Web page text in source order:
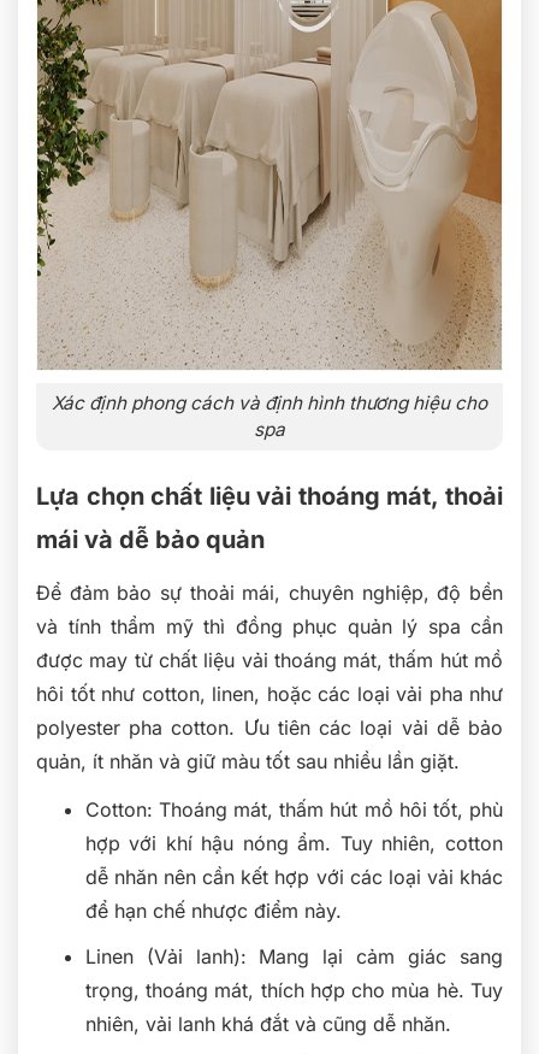
Xác định phong cách và định hình thương hiệu cho
spa
Lựa chọn chất liệu vải thoáng mát, thoải
mái và dễ bảo quản
Để đảm bảo sự thoải mái, chuyên nghiệp, độ bền
và tính thẩm mỹ thì đồng phục quản lý spa cần
được may từ chất liệu vải thoáng mát, thấm hút mồ
hôi tốt như cotton, linen, hoặc các loại vải pha như
polyester pha cotton. Ưu tiên các loại vải dễ bảo
quản, ít nhăn và giữ màu tốt sau nhiều lần giặt.
Cotton: Thoáng mát, thấm hút mồ hôi tốt, phù
hợp với khí hậu nóng ẩm. Tuy nhiên, cotton
dễ nhăn nên cần kết hợp với các loại vải khác
để hạn chế nhược điểm này.
Linen (Vải lanh): Mang lại cảm giác sang
trọng, thoáng mát, thích hợp cho mùa hè. Tuy
nhiên, vải lanh khá đắt và cũng dễ nhăn.